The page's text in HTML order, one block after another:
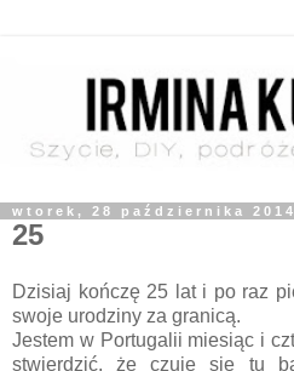
wtorek, 28 października 2014
25
Dzisiaj kończę 25 lat i po raz
swoje urodziny za granicą.
Jestem w Portugalii miesiąc i
stwierdzić, że czuję się tu